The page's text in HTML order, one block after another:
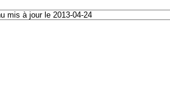
mis à jour le 2013-04-24